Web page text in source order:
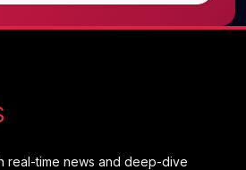
real-time news and deep-dive